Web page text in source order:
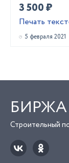
3 500 ₽
Печать
5 февраля 2021
Строительный